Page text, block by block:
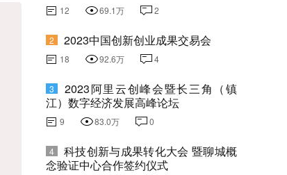
12 69.1万 2
2 2023中国创新创业成果交易会
18 92.6万 4
3
2023阿里云创峰会暨长三角（镇
江）数字经济发展高峰论坛
9 83.0万 0
4
科技创新与成果转化大会 暨聊城概
念验证中心合作签约仪式